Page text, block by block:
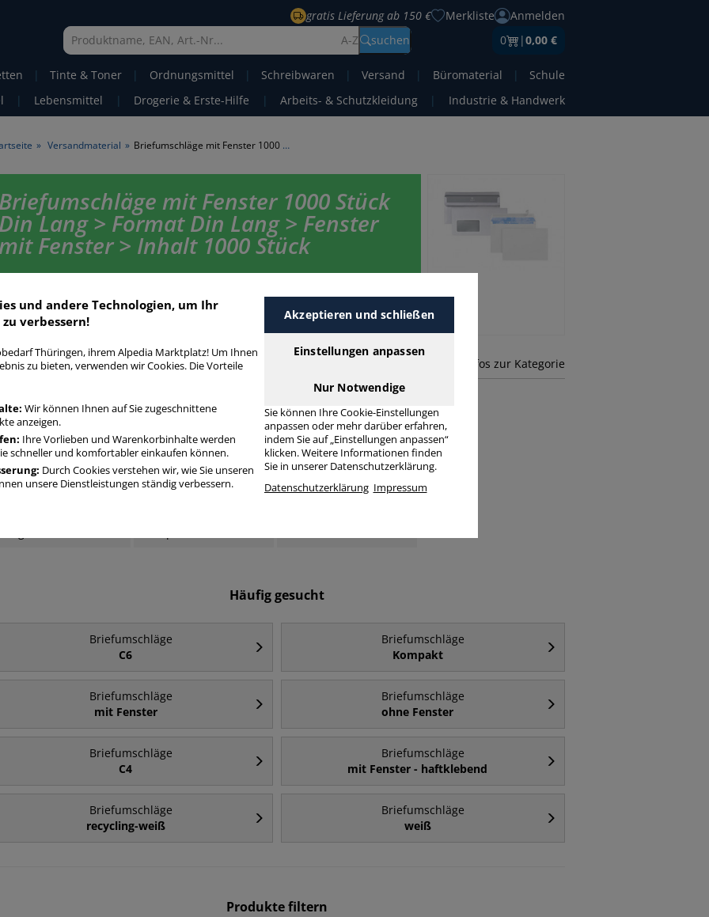
gratis Lieferung ab 150 € Merkliste
Anmelden
A-Z
suchen 0 |0,00 €
| Tinte & Toner | Ordnungsmittel | Schreibwaren | Versand | Büromaterial |
Schule
| Lebensmittel | Drogerie & Erste-Hilfe | Arbeits- & Schutzkleidung | Industrie & Handwerk
» Versandmaterial » Briefumschläge mit Fenster 1000 Stück Din Lang
mit Fenster 1000 Stück
Lang > Format Din Lang > Fenster
Fenster > Inhalt 1000 Stück
Finden Sie schnell Briefumschläge Din Lang mit Fenster 1000 Stück mit
Filter-Funktion.
mit Fenster 1000 Stück Din Lang mehr Infos zur Kategorie
Häufig gesucht
Briefumschläge
C6
Briefumschläge
Kompakt
Briefumschläge
mit Fenster
Briefumschläge
ohne Fenster
Briefumschläge
C4
Briefumschläge
mit Fenster - haftklebend
Briefumschläge
recycling-weiß
Briefumschläge
weiß
Produkte filtern
und andere Technologien, um Ihr
verbessern!
Thüringen, ihrem Alpedia Marktplatz! Um Ihnen
zu bieten, verwenden wir Cookies. Die Vorteile
Wir können Ihnen auf Sie zugeschnittene
anzeigen.
Ihre Vorlieben und Warenkorbinhalte werden
schneller und komfortabler einkaufen können.
Durch Cookies verstehen wir, wie Sie unseren
unsere Dienstleistungen ständig verbessern.
Akzeptieren und schließen
Einstellungen anpassen
Nur Notwendige
Sie können Ihre Cookie-Einstellungen
anpassen oder mehr darüber erfahren,
indem Sie auf „Einstellungen anpassen“
klicken. Weitere Informationen finden
Sie in unserer Datenschutzerklärung.
Datenschutzerklärung Impressum